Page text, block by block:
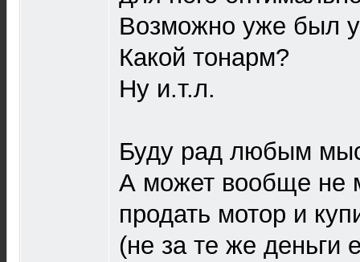
Возможно уже был
Какой тонарм?
Ну и.т.л.
Буду рад любым
А может вообще не
продать мотор и
(не за те же деньги